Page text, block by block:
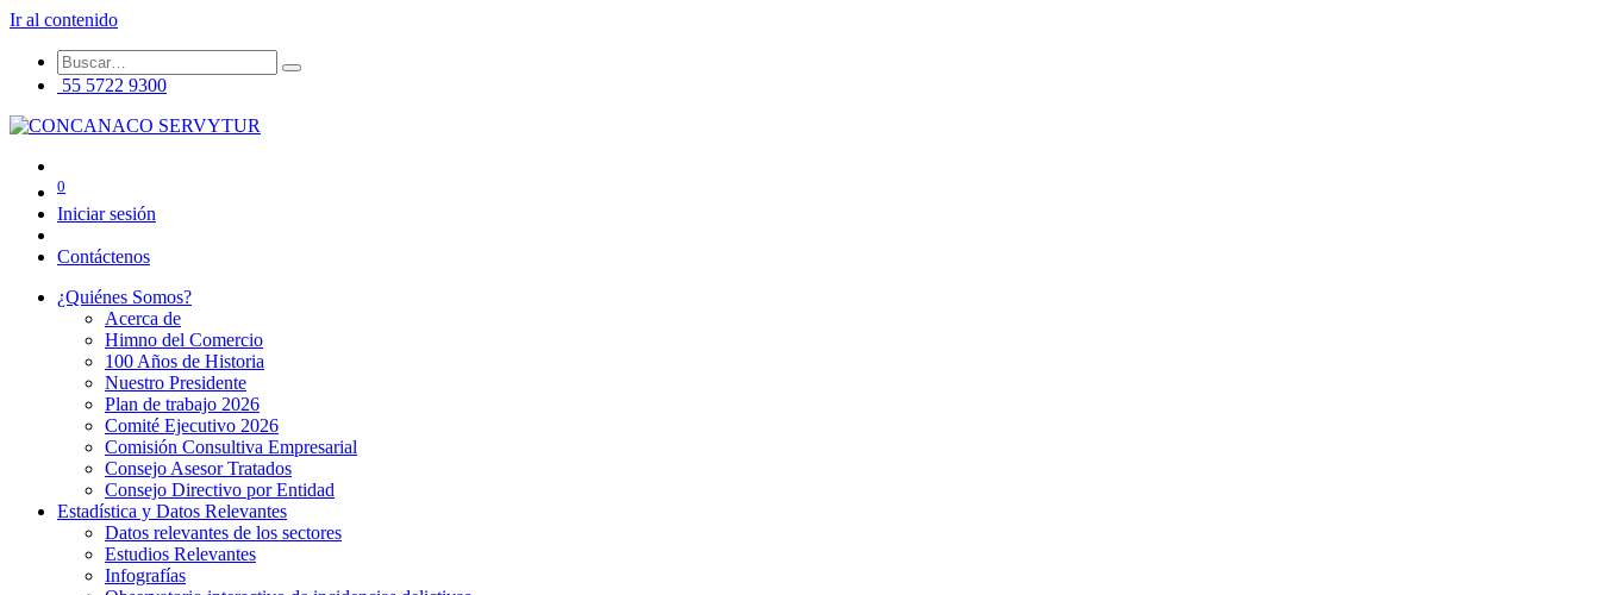
Ir al contenido
55 5722 9300
0
Iniciar sesión
Contáctenos
¿Quiénes Somos?
Acerca de
Himno del Comercio
100 Años de Historia
Nuestro Presidente
Plan de trabajo 2026
Comité Ejecutivo 2026
Comisión Consultiva Empresarial
Consejo Asesor Tratados
Consejo Directivo por Entidad
Estadística y Datos Relevantes
Datos relevantes de los sectores
Estudios Relevantes
Infografías